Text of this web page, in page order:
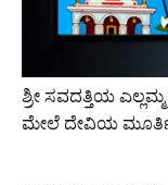
ಶ್ರೀ ಸವದತ್ತಿಯ
ಮೇಲೆ ದೇವಿಯ